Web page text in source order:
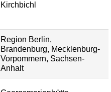
Kirchbichl
Region Berlin,
Brandenburg, Mecklenburg-
Vorpommern, Sachsen-
Anhalt